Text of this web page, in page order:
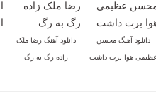
دانلود آهنگ محسن
عظیمی هوا برت داشت
دانلود آهنگ رضا ملک
زاده رگ به رگ